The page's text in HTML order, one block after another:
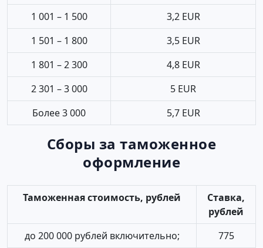
1 001 – 1 500
3,2 EUR
1 501 – 1 800
3,5 EUR
1 801 – 2 300
4,8 EUR
2 301 – 3 000
5 EUR
Более 3 000
5,7 EUR
Сборы за таможенное
оформление
Таможенная стоимость, рублей
Ставка,
рублей
до 200 000 рублей включительно;
775